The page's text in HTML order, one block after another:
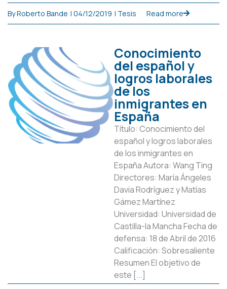
ByRoberto Bande | 04/12/2019 | Tesis Read more
Conocimiento
del español y
logros laborales
de los
inmigrantes en
España
Título: Conocimiento del
español y logros laborales
de los inmigrantes en
España Autora: Wang Ting
Directores: María Ángeles
Davia Rodríguez y Matías
Gámez Martínez
Universidad: Universidad de
Castilla-la Mancha Fecha de
defensa: 18 de Abril de 2016
Calificación: Sobresaliente
Resumen El objetivo de
este [...]